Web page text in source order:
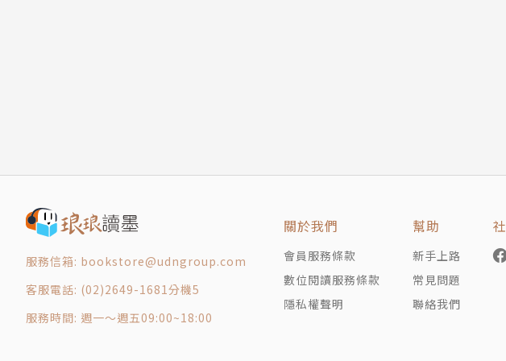
唯有小孩認知理財是一件有趣的事情，才能讓他們靜下心來領略其奧秘
──智富月刊和財訊雙週刊專欄作家 愛榭克
★★聯名推薦（依姓氏筆畫）★★
江季芸｜《跟著晴晴學生活理財》作者
施昇輝｜樂活大叔、暢銷財經作家
第3課｜和孩子談金融世界：通膨、利率和生活密不可分
3-2｜認識銀行： 了解「信用」的重要
3-3｜認識利率： 錢會滾錢、債會生債
3-4｜認識通膨： 物價為什麼會上漲？
3-5｜認識中央銀行： 維持國家經濟穩定的舵手
第4課｜和孩子談投資：認識資產與負債的基本觀念
服務信箱: bookstore@udngroup.com
客服電話: (02)2649-1681分機5
服務時間: 週一～週五09:00~18:00
關於我們
會員服務條款
數位閱讀服務條款
隱私權聲明
幫助
新手上路
常見問題
聯絡我們